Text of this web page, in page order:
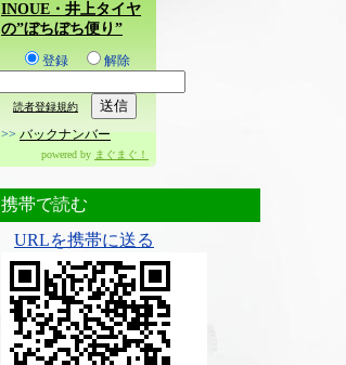
INOUE・井上タイヤ
の”ぼちぼち便り”
登録 解除
読者登録規約
>> バックナンバー
powered by まぐまぐ！
携帯で読む
URLを携帯に送る